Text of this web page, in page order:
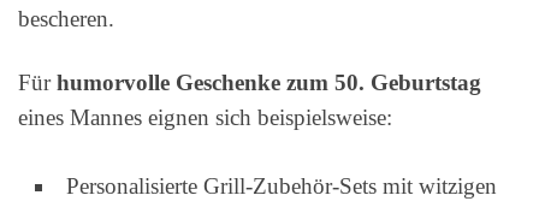
bescheren.
Fürhumorvolle Geschenke zum 50. Geburtstag
eines Mannes eignen sich beispielsweise:
Personalisierte Grill-Zubehör-Sets mit witzigen